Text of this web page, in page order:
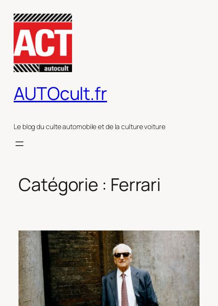
contenu
AUTOcult.fr
Le blog du culte automobile et de la culture voiture
Catégorie : Ferrari